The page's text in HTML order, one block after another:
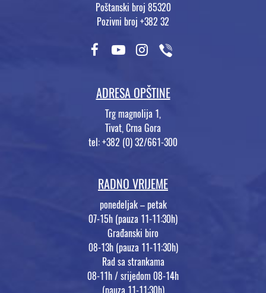
Poštanski broj 85320
Pozivni broj +382 32
ADRESA OPŠTINE
Trg magnolija 1,
Tivat, Crna Gora
tel: +382 (0) 32/661-300
RADNO VRIJEME
ponedeljak – petak
07-15h (pauza 11-11:30h)
Građanski biro
08-13h (pauza 11-11:30h)
Rad sa strankama
08-11h / srijedom 08-14h
(pauza 11-11:30h)